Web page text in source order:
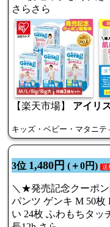
さらさら
【楽天市場】 アイリ
キッズ・ベビー・マタニ
3位 1,480円 (＋0円) 送
＼★発売記念クーポ
パンツ ゲンキ M 50枚
い 24枚 ふわもちタッ